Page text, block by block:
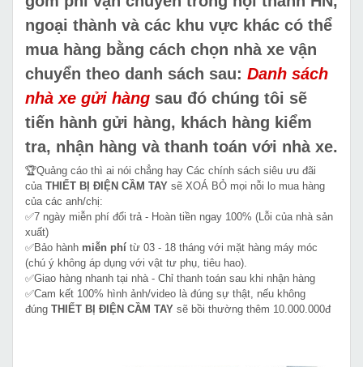
ngoại thành và các khu vực khác có thể
mua hàng bằng cách chọn nhà xe vận
chuyển theo danh sách sau: Danh sách
nhà xe gửi hàng sau đó chúng tôi sẽ
tiến hành gửi hàng, khách hàng kiểm
tra, nhận hàng và thanh toán với nhà xe.
🏆Quảng cáo thì ai nói chẳng hay Các chính sách siêu ưu đãi
của THIẾT BỊ ĐIỆN CẦM TAY sẽ XOÁ BỎ mọi nỗi lo mua hàng
của các anh/chị:
✅7 ngày miễn phí đổi trả - Hoàn tiền ngay 100% (Lỗi của nhà sản
xuất)
✅Bảo hành miễn phí từ 03 - 18 tháng với mặt hàng máy móc
(chú ý không áp dụng với vật tư phụ, tiêu hao).
✅Giao hàng nhanh tại nhà - Chỉ thanh toán sau khi nhận hàng
✅Cam kết 100% hình ảnh/video là đúng sự thật, nếu không
đúng THIẾT BỊ ĐIỆN CẦM TAY sẽ bồi thường thêm 10.000.000đ